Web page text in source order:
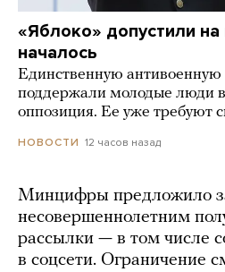
«Яблоко» допустили
началось
Единственную
поддержали молодые люди в
оппозиция. Ее уже требуют
НОВОСТИ 12 часов назад
Минцифры предложило
несовершеннолетним
рассылки — в том числе
в соцсети. Ограничение